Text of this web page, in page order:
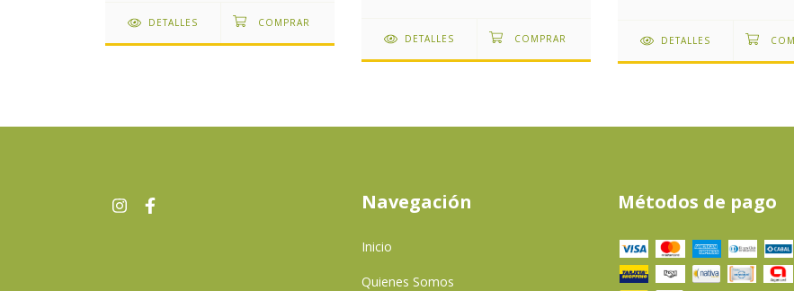
DETALLES
DETALLES DETALLES
Navegación
Inicio
Quienes Somos
Métodos de pago